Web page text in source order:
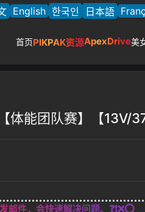
English 한국인 日本語
首页PIKPAK资源ApexDrive美
能团队赛】【13V/
发邮件，会快速解决问题。❓❗❌⭕